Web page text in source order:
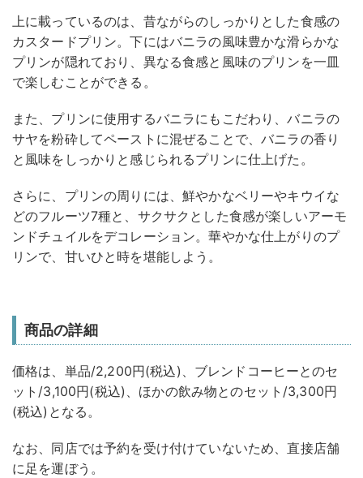
上に載っているのは、昔ながらのしっかりとした食感の
カスタードプリン。下にはバニラの風味豊かな滑らかな
プリンが隠れており、異なる食感と風味のプリンを一皿
で楽しむことができる。
また、プリンに使用するバニラにもこだわり、バニラの
サヤを粉砕してペーストに混ぜることで、バニラの香り
と風味をしっかりと感じられるプリンに仕上げた。
さらに、プリンの周りには、鮮やかなベリーやキウイな
どのフルーツ7種と、サクサクとした食感が楽しいアーモ
ンドチュイルをデコレーション。華やかな仕上がりのプ
リンで、甘いひと時を堪能しよう。
商品の詳細
価格は、単品/2,200円(税込)、ブレンドコーヒーとのセ
ット/3,100円(税込)、ほかの飲み物とのセット/3,300円
(税込)となる。
なお、同店では予約を受け付けていないため、直接店舗
に足を運ぼう。